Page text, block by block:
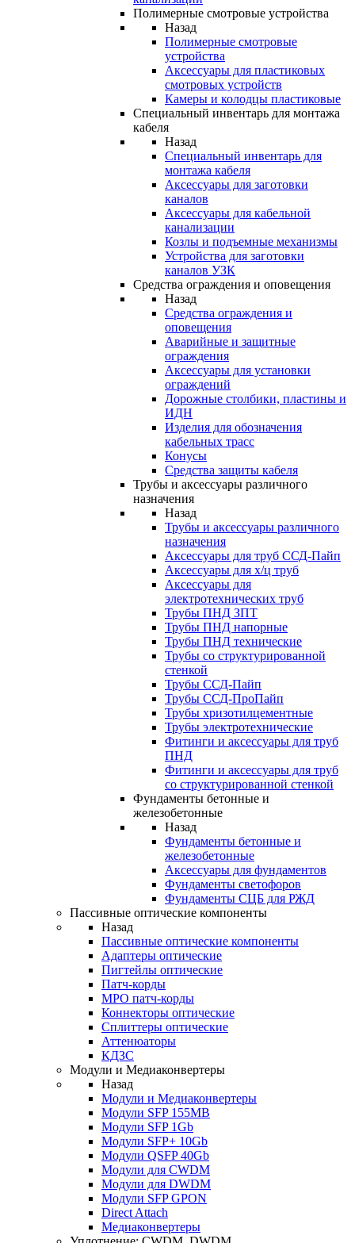
Полимерные смотровые устройства
Назад
Полимерные смотровые
устройства
Аксессуары для пластиковых
смотровых устройств
Камеры и колодцы пластиковые
Специальный инвентарь для монтажа
кабеля
Назад
Специальный инвентарь для
монтажа кабеля
Аксессуары для заготовки
каналов
Аксессуары для кабельной
канализации
Козлы и подъемные механизмы
Устройства для заготовки
каналов УЗК
Средства ограждения и оповещения
Назад
Средства ограждения и
оповещения
Аварийные и защитные
ограждения
Аксессуары для установки
ограждений
Дорожные столбики, пластины и
ИДН
Изделия для обозначения
кабельных трасс
Конусы
Средства защиты кабеля
Трубы и аксессуары различного
назначения
Назад
Трубы и аксессуары различного
назначения
Аксессуары для труб ССД-Пайп
Аксессуары для х/ц труб
Аксессуары для
электротехнических труб
Трубы ПНД ЗПТ
Трубы ПНД напорные
Трубы ПНД технические
Трубы со структурированной
стенкой
Трубы ССД-Пайп
Трубы ССД-ПроПайп
Трубы хризотилцементные
Трубы электротехнические
Фитинги и аксессуары для труб
ПНД
Фитинги и аксессуары для труб
со структурированной стенкой
Фундаменты бетонные и
железобетонные
Назад
Фундаменты бетонные и
железобетонные
Аксессуары для фундаментов
Фундаменты светофоров
Фундаменты СЦБ для РЖД
Пассивные оптические компоненты
Назад
Пассивные оптические компоненты
Адаптеры оптические
Пигтейлы оптические
Патч-корды
MPO патч-корды
Коннекторы оптические
Сплиттеры оптические
Аттенюаторы
КДЗС
Модули и Медиаконвертеры
Назад
Модули и Медиаконвертеры
Модули SFP 155MB
Модули SFP 1Gb
Модули SFP+ 10Gb
Модули QSFP 40Gb
Модули для CWDM
Модули для DWDM
Модули SFP GPON
Direct Attach
Медиаконвертеры